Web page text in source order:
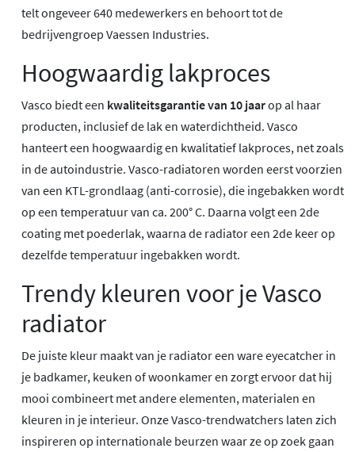
telt ongeveer 640 medewerkers en behoort tot de
bedrijvengroep Vaessen Industries.
Hoogwaardig lakproces
Vasco biedt een kwaliteitsgarantie van 10 jaarop al haar
producten, inclusief de lak en waterdichtheid. Vasco
hanteert een hoogwaardig en kwalitatief lakproces, net zoals
in de autoindustrie. Vasco-radiatoren worden eerst voorzien
van een KTL-grondlaag (anti-corrosie), die ingebakken wordt
op een temperatuur van ca. 200° C. Daarna volgt een 2de
coating met poederlak, waarna de radiator een 2de keer op
dezelfde temperatuur ingebakken wordt.
Trendy kleuren voor je Vasco
radiator
De juiste kleur maakt van je radiator een ware eyecatcher in
je badkamer, keuken of woonkamer en zorgt ervoor dat hij
mooi combineert met andere elementen, materialen en
kleuren in je interieur. Onze Vasco-trendwatchers laten zich
inspireren op internationale beurzen waar ze op zoek gaan